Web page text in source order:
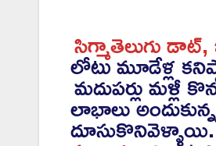
సిగ్మాతెలుగు
లోటు మూడేళ్ల
మదుపర్లు మళ్లీ
లాభాలు